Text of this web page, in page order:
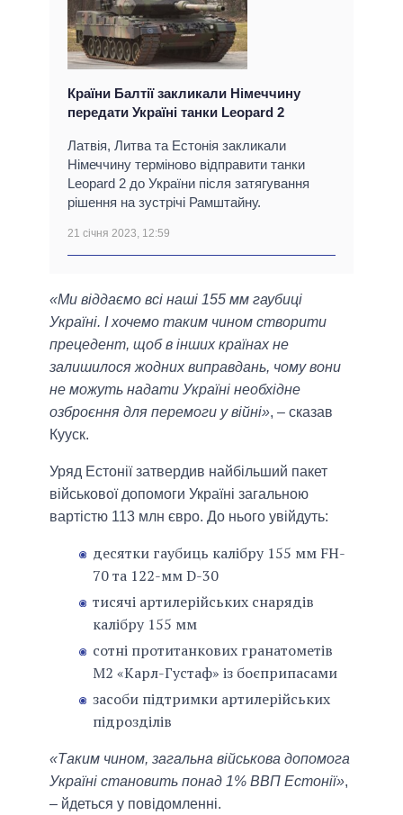
Країни Балтії закликали Німеччину
передати Україні танки Leopard 2
Латвія, Литва та Естонія закликали
Німеччину терміново відправити танки
Leopard 2 до України після затягування
рішення на зустрічі Рамштайну.
21 січня 2023, 12:59
«Ми віддаємо всі наші 155 мм гаубиці
Україні. І хочемо таким чином створити
прецедент, щоб в інших країнах не
залишилося жодних виправдань, чому вони
не можуть надати Україні необхідне
озброєння для перемоги у війні», – сказав
Кууск.
Уряд Естонії затвердив найбільший пакет
військової допомоги Україні загальною
вартістю 113 млн євро. До нього увійдуть:
десятки гаубиць калібру 155 мм FH-
70 та 122-мм D-30
тисячі артилерійських снарядів
калібру 155 мм
сотні протитанкових гранатометів
М2 «Карл-Густаф» із боєприпасами
засоби підтримки артилерійських
підрозділів
«Таким чином, загальна військова допомога
Україні становить понад 1% ВВП Естонії»,
– йдеться у повідомленні.